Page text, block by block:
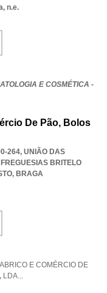
n.e.
E COSMÉTICA -
De Pão, Bolos
264, UNIÃO DAS
BRITELO
, BRAGA
E COMÉRCIO DE
LDA...